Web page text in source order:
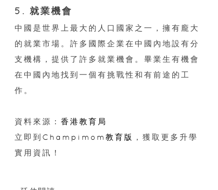
5. 就業機會
中國是世界上最大的人口國家之一，擁有龐大
的就業市場。許多國際企業在中國內地設有分
支機構，提供了許多就業機會。畢業生有機會
在中國內地找到一個有挑戰性和有前途的工
作。
資料來源： 香港教育局
立即到 Champimom教育版
，獲取更多升學
實用資訊！